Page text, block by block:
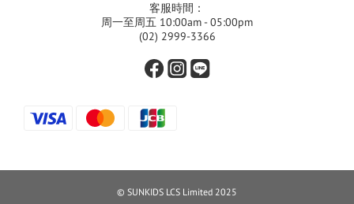
客服時間：
周一至周五 10:00am - 05:00pm
(02) 2999-3366
© SUNKIDS LCS Limited 2025